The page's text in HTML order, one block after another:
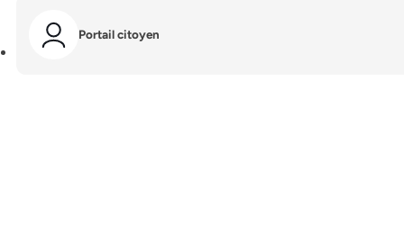
Portail citoyen